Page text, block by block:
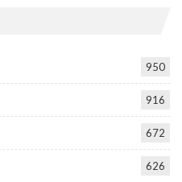
950
916
672
626